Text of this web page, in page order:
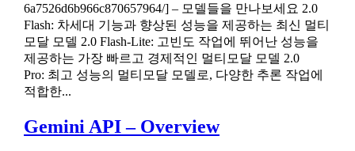
6a7526d6b966c870657964/] – 모델들을 만나보세요 2.0
Flash: 차세대 기능과 향상된 성능을 제공하는 최신 멀티
모달 모델 2.0 Flash-Lite: 고빈도 작업에 뛰어난 성능을
제공하는 가장 빠르고 경제적인 멀티모달 모델 2.0
Pro: 최고 성능의 멀티모달 모델로, 다양한 추론 작업에
적합한...
Gemini API – Overview